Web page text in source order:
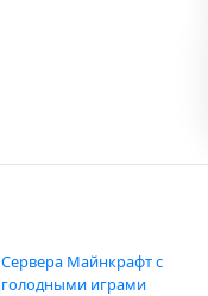
Сервера Майнкрафт с
голодными играми